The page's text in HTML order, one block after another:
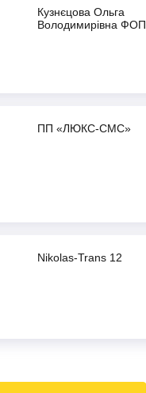
Кузнєцова Ольга
Володимирiвна ФОП
ПП «ЛЮКС-СМС»
Nikolas-Trans 12